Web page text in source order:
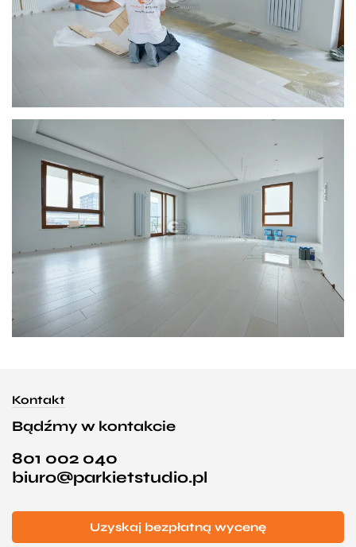
Kontakt
Bądźmy w kontakcie
801 002 040
biuro@parkietstudio.pl
Uzyskaj bezpłatną wycenę